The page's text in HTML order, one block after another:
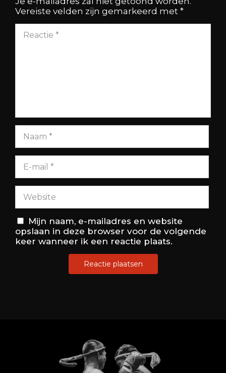
Vereiste velden zijn gemarkeerd met *
Mijn naam, e-mailadres en website
opslaan in deze browser voor de volgende
keer wanneer ik een reactie plaats.